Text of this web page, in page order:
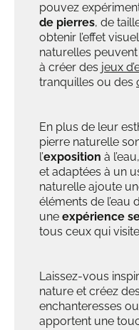
pouvez
de pierres, de
obtenir l’effet
naturelles
à créer des jeux
tranquilles ou des
En plus de leur
pierre naturelle
l’exposition à
et adaptées à un
naturelle ajoute
éléments de l’eau
une expérience
tous ceux qui
Laissez-vous
nature et créez
enchanteresses
apportent une